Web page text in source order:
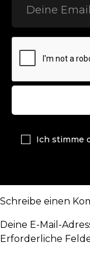
Ich stimme
Schreibe einen
Deine E-Mail-
Erforderliche